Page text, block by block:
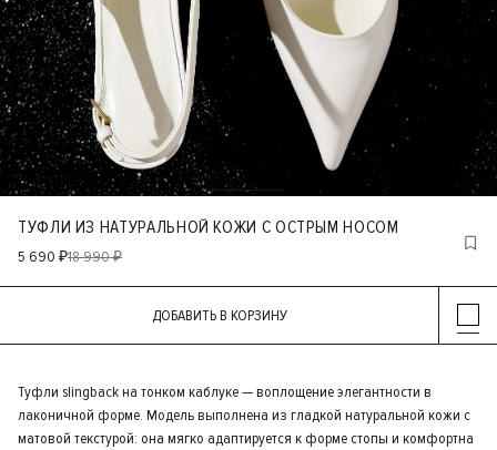
ТУФЛИ ИЗ НАТУРАЛЬНОЙ КОЖИ С ОСТРЫМ НОСОМ
5 690 ₽18 990 ₽
ДОБАВИТЬ В КОРЗИНУ
Туфли slingback на тонком каблуке — воплощение элегантности в
лаконичной форме. Модель выполнена из гладкой натуральной кожи с
матовой текстурой: она мягко адаптируется к форме стопы и комфортна